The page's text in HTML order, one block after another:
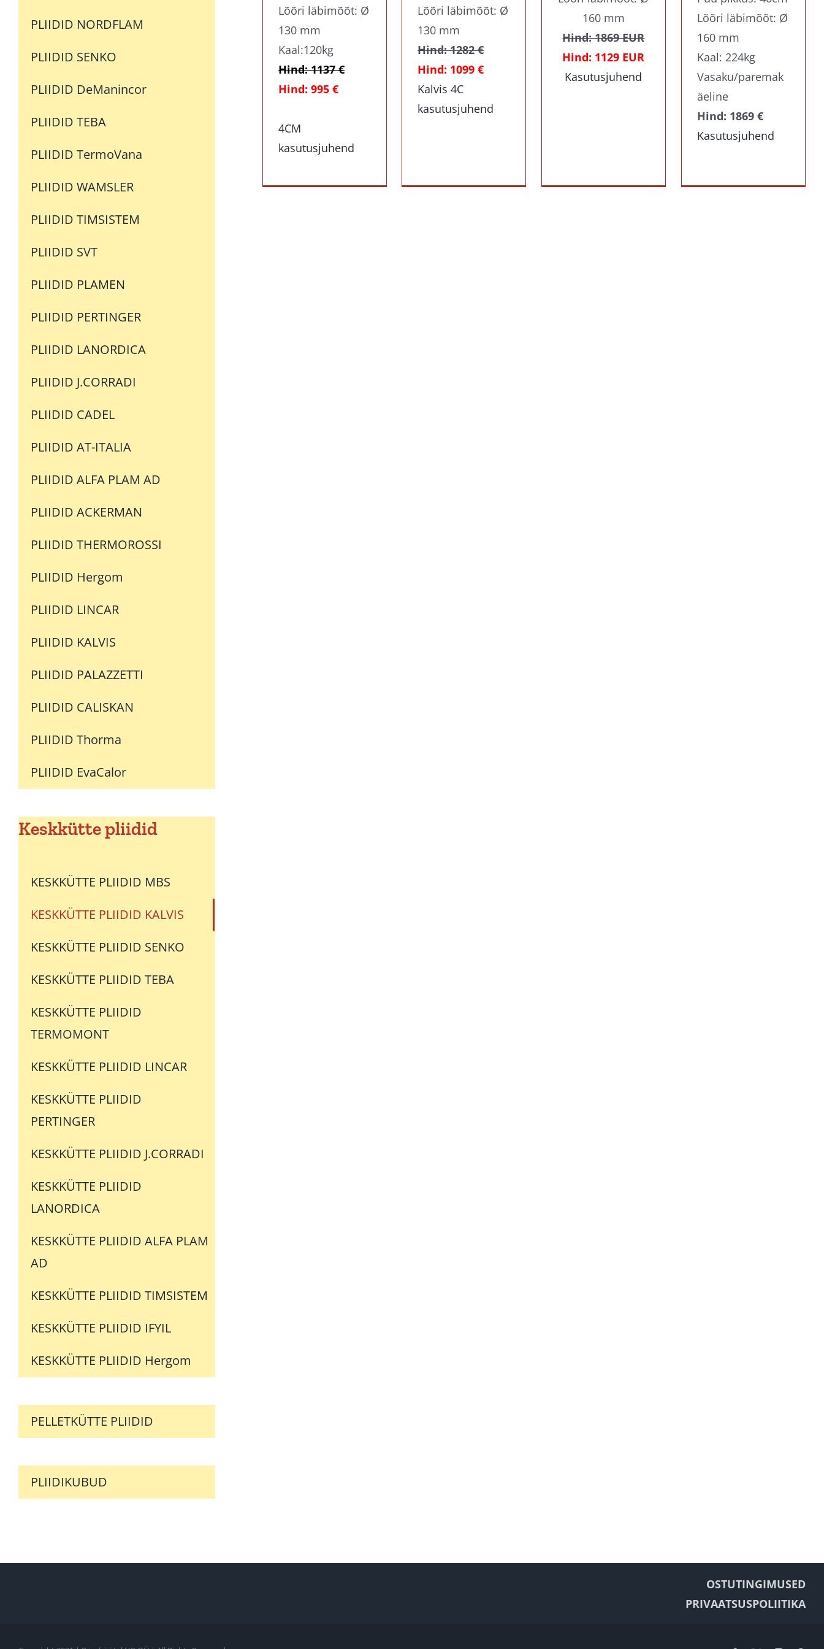
Lõõri läbimõõt: Ø
130 mm
Kaal:120kg
Hind: 1137 €
Hind: 995 €
4CM
kasutusjuhend
Lõõri läbimõõt: Ø
130 mm
Hind: 1282 €
Hind: 1099 €
Kalvis 4C
kasutusjuhend
160 mm
Hind: 1869 EUR
Hind: 1129 EUR
Kasutusjuhend
Lõõri läbimõõt: Ø
160 mm
Kaal: 224kg
Vasaku/paremak
äeline
Hind: 1869 €
Kasutusjuhend
PLIIDID J.CORRADI
PLIIDID AT-ITALIA
PLIIDID ALFA PLAM AD
PLIIDID THERMOROSSI
PLIIDID LINCAR
PLIIDID KALVIS
PLIIDID CALISKAN
PLIIDID EvaCalor
PLIIDID NORDFLAM
PLIIDID SENKO
PLIIDID DeManincor
PLIIDID TEBA
PLIIDID TermoVana
PLIIDID WAMSLER
PLIIDID TIMSISTEM
PLIIDID SVT
PLIIDID PLAMEN
PLIIDID PERTINGER
PLIIDID LANORDICA
PLIIDID J.CORRADI
PLIIDID CADEL
PLIIDID AT-ITALIA
PLIIDID ALFA PLAM AD
PLIIDID ACKERMAN
PLIIDID THERMOROSSI
PLIIDID Hergom
PLIIDID LINCAR
PLIIDID KALVIS
PLIIDID PALAZZETTI
PLIIDID CALISKAN
PLIIDID Thorma
PLIIDID EvaCalor
Keskkütte pliidid
KESKKÜTTE PLIIDID MBS
KESKKÜTTE PLIIDID KALVIS
KESKKÜTTE PLIIDID SENKO
KESKKÜTTE PLIIDID TEBA
KESKKÜTTE PLIIDID
TERMOMONT
KESKKÜTTE PLIIDID LINCAR
KESKKÜTTE PLIIDID
PERTINGER
KESKKÜTTE PLIIDID J.CORRADI
KESKKÜTTE PLIIDID
LANORDICA
KESKKÜTTE PLIIDID ALFA PLAM
AD
KESKKÜTTE PLIIDID TIMSISTEM
KESKKÜTTE PLIIDID IFYIL
KESKKÜTTE PLIIDID Hergom
PELLETKÜTTE PLIIDID
PLIIDIKUBUD
OSTUTINGIMUSED
PRIVAATSUSPOLIITIKA